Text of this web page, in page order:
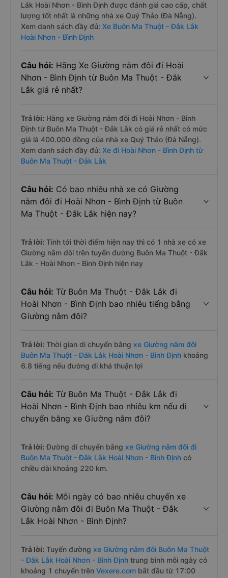
Lắk Hoài Nhơn - Bình Định được đánh giá cao cấp, chất
lượng tốt nhất là những nhà xe Quý Thảo (Đà Nẵng).
Xem danh sách đầy đủ: Xe Buôn Ma Thuột - Đắk Lắk
Hoài Nhơn - Bình Định
Câu hỏi: Hãng Xe Giường nằm đôi đi Hoài
Nhơn - Bình Định từ Buôn Ma Thuột - Đắk
Lắk giá rẻ nhất?
Trả lời: Hãng xe Giường nằm đôi đi Hoài Nhơn - Bình
Định từ Buôn Ma Thuột - Đắk Lắk có giá rẻ nhất có mức
giá là 400.000 đồng của nhà xe Quý Thảo (Đà Nẵng).
Xem danh sách đầy đủ: Xe đi Hoài Nhơn - Bình Định từ
Buôn Ma Thuột - Đắk Lắk
Câu hỏi: Có bao nhiêu nhà xe có Giường
nằm đôi đi Hoài Nhơn - Bình Định từ Buôn
Ma Thuột - Đắk Lắk hiện nay?
Trả lời: Tính tới thời điểm hiện nay thì có 1 nhà xe có xe
Giường nằm đôi trên tuyến đường Buôn Ma Thuột - Đắk
Lắk - Hoài Nhơn - Bình Định hiện nay
Câu hỏi: Từ Buôn Ma Thuột - Đắk Lắk đi
Hoài Nhơn - Bình Định bao nhiêu tiếng bằng
Giường nằm đôi?
Trả lời: Thời gian di chuyển bằng xe Giường nằm đôi
Buôn Ma Thuột - Đắk Lắk Hoài Nhơn - Bình Định khoảng
6.8 tiếng nếu đường đi khá thuận lợi
Câu hỏi: Từ Buôn Ma Thuột - Đắk Lắk đi
Hoài Nhơn - Bình Định bao nhiêu km nếu di
chuyển bằng xe Giường nằm đôi?
Trả lời: Đường di chuyển bằng xe Giường nằm đôi đi
Buôn Ma Thuột - Đắk Lắk Hoài Nhơn - Bình Định có
chiều dài khoảng 220 km.
Câu hỏi: Mỗi ngày có bao nhiêu chuyến xe
Giường nằm đôi đi Buôn Ma Thuột - Đắk
Lắk Hoài Nhơn - Bình Định?
Trả lời: Tuyến đường xe Giường nằm đôi Buôn Ma Thuột
- Đắk Lắk Hoài Nhơn - Bình Định trung bình mỗi ngày có
khoảng 1 chuyến trên Vexere.com bắt đầu từ 17:00